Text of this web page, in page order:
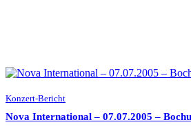
Konzert-Bericht
Nova International – 07.07.2005 –